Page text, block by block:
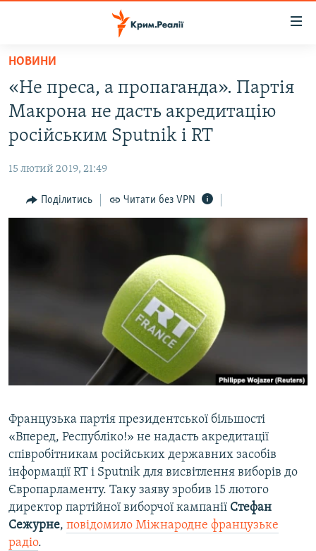
Перейти
основного
матеріалу
Перейти
до
основної
Перейти
до
ВОДА.КРИМ
ВІДЕО ТА ФОТО
БЛОГИ
ПОГЛЯД
ВІДЕОУРОКИ «ELIFBE»
СВІДЧЕННЯ ОКУПАЦІЇ
УКРАЇНСЬКА ПРОБЛЕМА КРИМУ
ЯК ОБІЙТИ БЛОКУВАННЯ
Усі сайти RFE/RL
НОВИНИ
«Не преса, а пропаганда». Партія
Макрона не дасть акредитацію
російським Sputnik і RT
15 лютий 2019, 21:49
Поділитись Читати без VPN
Французька партія президентської більшості
«Вперед, Республіко!» не надасть акредитації
співробітникам російських державних засобів
інформації RT і Sputnik для висвітлення виборів до
Європарламенту. Таку заяву зробив 15 лютого
директор партійної виборчої кампанії Стефан
Сежурне, повідомило Міжнародне французьке
радіо.